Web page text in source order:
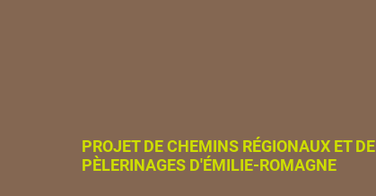
PROJET DE CHEMINS RÉGIONAUX ET DE
PÈLERINAGES D'ÉMILIE-ROMAGNE